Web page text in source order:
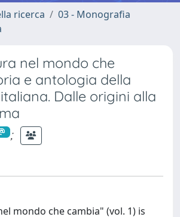
ricerca
03 - Monografia
nel mondo che
e antologia della
Dalle origini alla
;
mondo che cambia" (vol. 1) is